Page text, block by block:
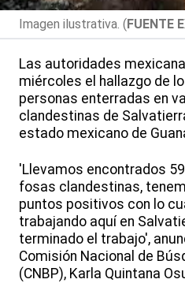
Imagen ilustrativa. ( FUENTE
Las autoridades
miércoles el hallazgo de
personas enterradas en
clandestinas de
estado mexicano de
'Llevamos encontrados
fosas clandestinas,
puntos positivos con lo
trabajando aquí en
terminado el trabajo',
Comisión Nacional de
(CNBP), Karla Quintana